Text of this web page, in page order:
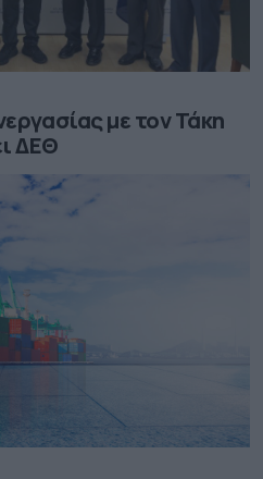
με τον Τάκη
ΔΕΘ